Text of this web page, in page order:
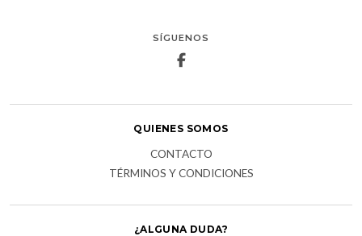
SÍGUENOS
QUIENES SOMOS
CONTACTO
TÉRMINOS Y CONDICIONES
¿ALGUNA DUDA?